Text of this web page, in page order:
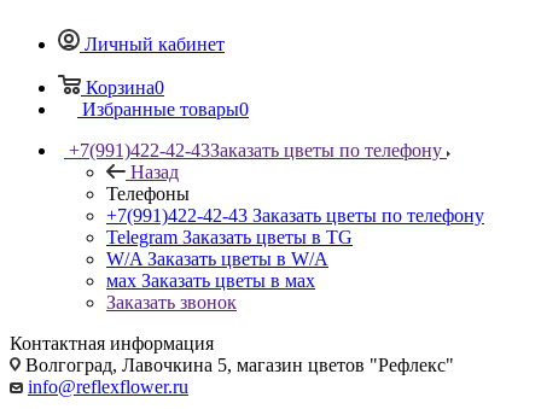
Личный кабинет
Корзина0
Избранные товары0
+7(991)422-42-43Заказать цветы по телефону
Назад
Телефоны
+7(991)422-42-43 Заказать цветы по телефону
Telegram Заказать цветы в TG
W/A Заказать цветы в W/A
мах Заказать цветы в мах
Заказать звонок
Контактная информация
Волгоград, Лавочкина 5, магазин цветов "Рефлекс"
info@reflexflower.ru